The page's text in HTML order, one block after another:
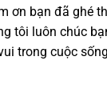
ơn bạn đã ghé
tôi luôn chúc
trong cuộc